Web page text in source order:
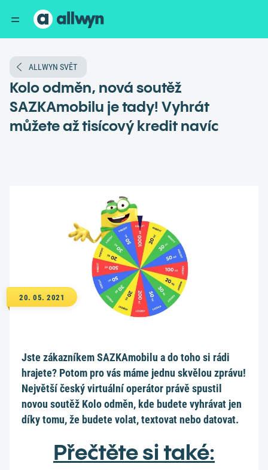
ALLWYN SVĚT
Kolo odměn, nová soutěž
SAZKAmobilu je tady! Vyhrát
můžete až tisícový kredit navíc
20. 05. 2021
Jste zákazníkem SAZKAmobilu a do toho si rádi
hrajete? Potom pro vás máme jednu skvělou zprávu!
Největší český virtuální operátor právě spustil
novou soutěž Kolo odměn, kde budete vyhrávat jen
díky tomu, že budete volat, textovat nebo datovat.
Přečtěte si také: